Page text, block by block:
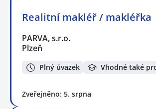
Realitní makléř / makléřka
PARVA, s.r.o.
Plzeň
Plný úvazek Vhodné také
Zveřejněno: 5. srpna